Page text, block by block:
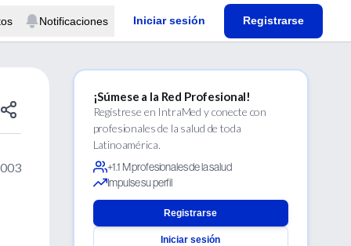
Notificaciones Iniciar sesión Registrarse
¡Súmese a la Red Profesional!
Regístrese en IntraMed y conecte con
profesionales de la salud de toda
Latinoamérica.
+1.1 M profesionales de la salud
Impulse su perfil
Registrarse
Iniciar sesión